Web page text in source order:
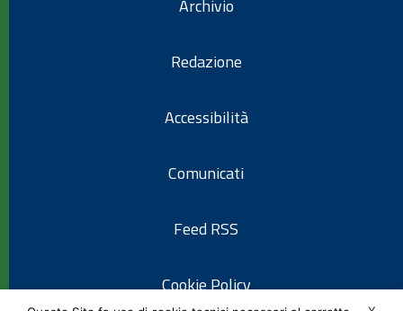
Archivio
Redazione
Accessibilità
Comunicati
Feed RSS
Cookie Policy